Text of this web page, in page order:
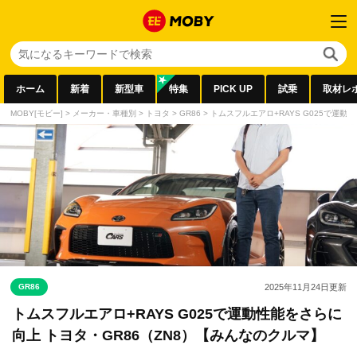
ホーム 新着 新型車 特集 PICK UP 試乗 取材レ
MOBY[モビー] > メーカー・車種別 > トヨタ > GR86 > トムスフルエアロ+RAYS G025で運動
GR86 2025年11月24日更新
トムスフルエアロ+RAYS G025で運動性能をさらに
向上 トヨタ・GR86（ZN8）【みんなのクルマ】